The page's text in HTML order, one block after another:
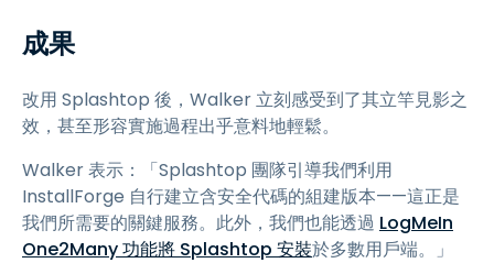
成果
改用 Splashtop 後，Walker 立刻感受到了其立竿見影之
效，甚至形容實施過程出乎意料地輕鬆。
Walker 表示：「Splashtop 團隊引導我們利用
InstallForge 自行建立含安全代碼的組建版本——這正是
我們所需要的關鍵服務。此外，我們也能透過 LogMeIn
One2Many 功能將 Splashtop 安裝於多數用戶端。」